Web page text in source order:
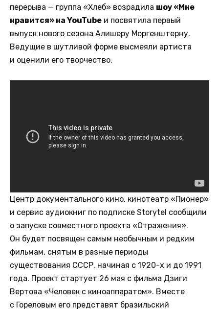
перерыва — группа «Хлеб» возрадила шоу «Мне
нравится» на YouTube и посвятила первый
выпуск нового сезона Алишеру Моргенштерну.
Ведущие в шутливой форме высмеяли артиста
и оценили его творчество.
Центр документального кино, кинотеатр «Пионер»
и сервис аудиокниг по подписке Storytel сообщили
о запуске совместного проекта «Отражения».
Он будет посвящен самым необычным и редким
фильмам, снятым в разные периоды
существования СССР, начиная с 1920-х и до 1991
года. Проект стартует 26 мая с фильма Дзиги
Вертова «Человек с киноаппаратом». Вместе
с Гореловым его представят бразильский